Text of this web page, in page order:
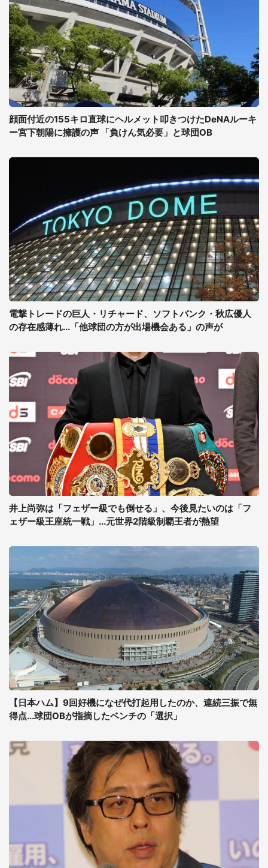
顔面付近の155キロ直球にヘルメット叩きつけたDeNAルーキ
ー宮下朝陽に擁護の声 「負けん気必要」と球団OB
電撃トレードの巨人・リチャード、ソフトバンク・秋広優人
の存在感薄れ...「他球団の方が出場機会ある」の声が
井上尚弥は「フェザー級でも倒せる」、今後見たいのは「フ
ェザー級王座統一戦」...元世界2階級制覇王者が熱望
【日本ハム】9回好機になぜ代打起用したのか、連続三振で無
得点...球団OBが指摘したベンチの「選択」